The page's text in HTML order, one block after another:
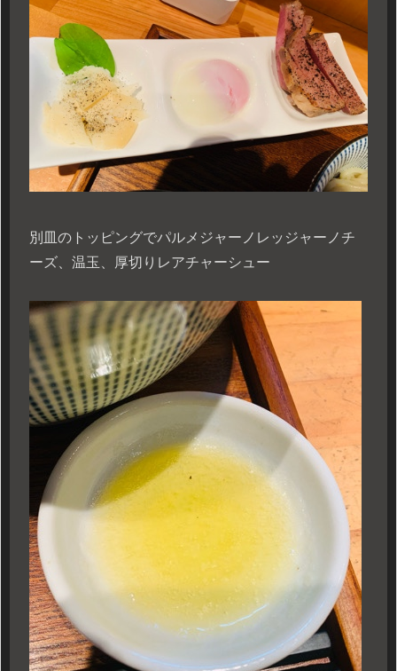
別皿のトッピングでパルメジャーノレッジャーノチ
ーズ、温玉、厚切りレアチャーシュー